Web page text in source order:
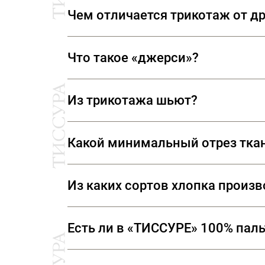
имитирующим ручное вязание.
Чем отличается трикотаж от
Что такое «джерси»?
название «джерси», что при
В России «джерси» называют
Из трикотажа шьют?
Какой минимальный отрез
Из каких сортов хлопка
Есть ли в «ТИССУРЕ» 100%